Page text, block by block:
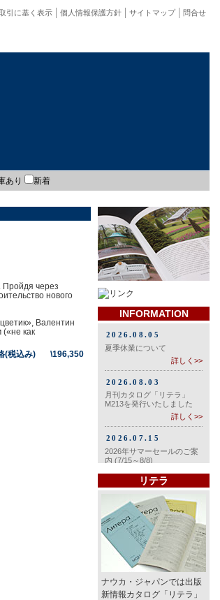
問合せ
サイトマップ
個人情報保護方針
引に基く表示
あり 新着
Пройдя через
нового
Валентин
как
(税込み) \196,350
INFORMATION
リテラ
ナウカ・ジャパンでは出版
新情報カタログ「リテラ」